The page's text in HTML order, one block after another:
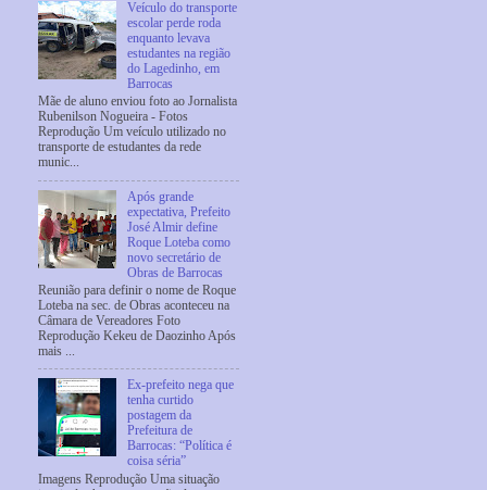
Veículo do transporte
escolar perde roda
enquanto levava
estudantes na região
do Lagedinho, em
Barrocas
Mãe de aluno enviou foto ao Jornalista
Rubenilson Nogueira - Fotos
Reprodução Um veículo utilizado no
transporte de estudantes da rede
munic...
Após grande
expectativa, Prefeito
José Almir define
Roque Loteba como
novo secretário de
Obras de Barrocas
Reunião para definir o nome de Roque
Loteba na sec. de Obras aconteceu na
Câmara de Vereadores Foto
Reprodução Kekeu de Daozinho Após
mais ...
Ex-prefeito nega que
tenha curtido
postagem da
Prefeitura de
Barrocas: “Política é
coisa séria”
Imagens Reprodução Uma situação